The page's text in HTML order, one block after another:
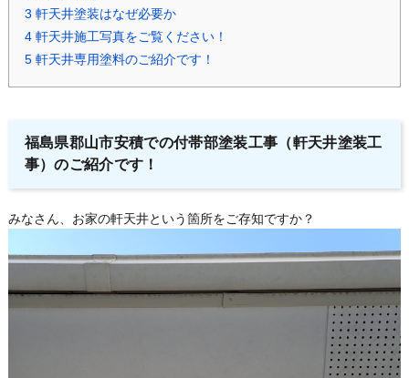
3 軒天井塗装はなぜ必要か
4軒天井施工写真をご覧ください！
5軒天井専用塗料のご紹介です！
福島県郡山市安積での付帯部塗装工事（軒天井塗装工
事）のご紹介です！
みなさん、お家の軒天井という箇所をご存知ですか？